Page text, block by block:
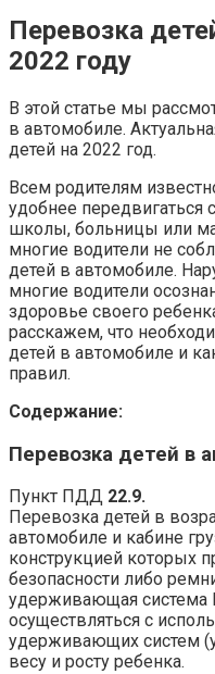
Перевозка
2022 году
В этой статье мы
в автомобиле.
детей на 2022 год.
Всем родителям
удобнее передвигаться
школы, больницы или
многие водители не
детей в автомобиле.
многие водители
здоровье своего
расскажем, что
детей в автомобиле и
правил.
Содержание:
Перевозка детей в
Пункт ПДД 22.9.
Перевозка детей в
автомобиле и кабине
конструкцией которых
безопасности либо
удерживающая система
осуществляться с
удерживающих систем
весу и росту ребенка.